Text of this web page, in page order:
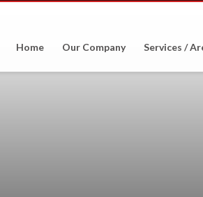
Home Our Company Services /